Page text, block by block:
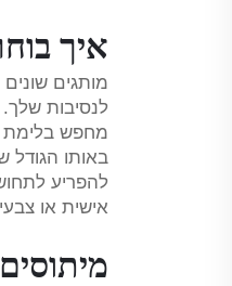
איך
מותגים
מחפש בלימת
באותו
להפריע
אישית או